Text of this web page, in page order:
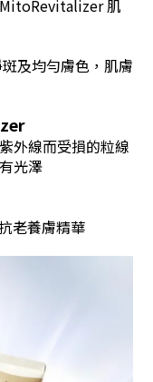
MitoRevitalizer 肌
及均勻膚色，肌膚
外線而受損的粒線
光澤
老養膚精華